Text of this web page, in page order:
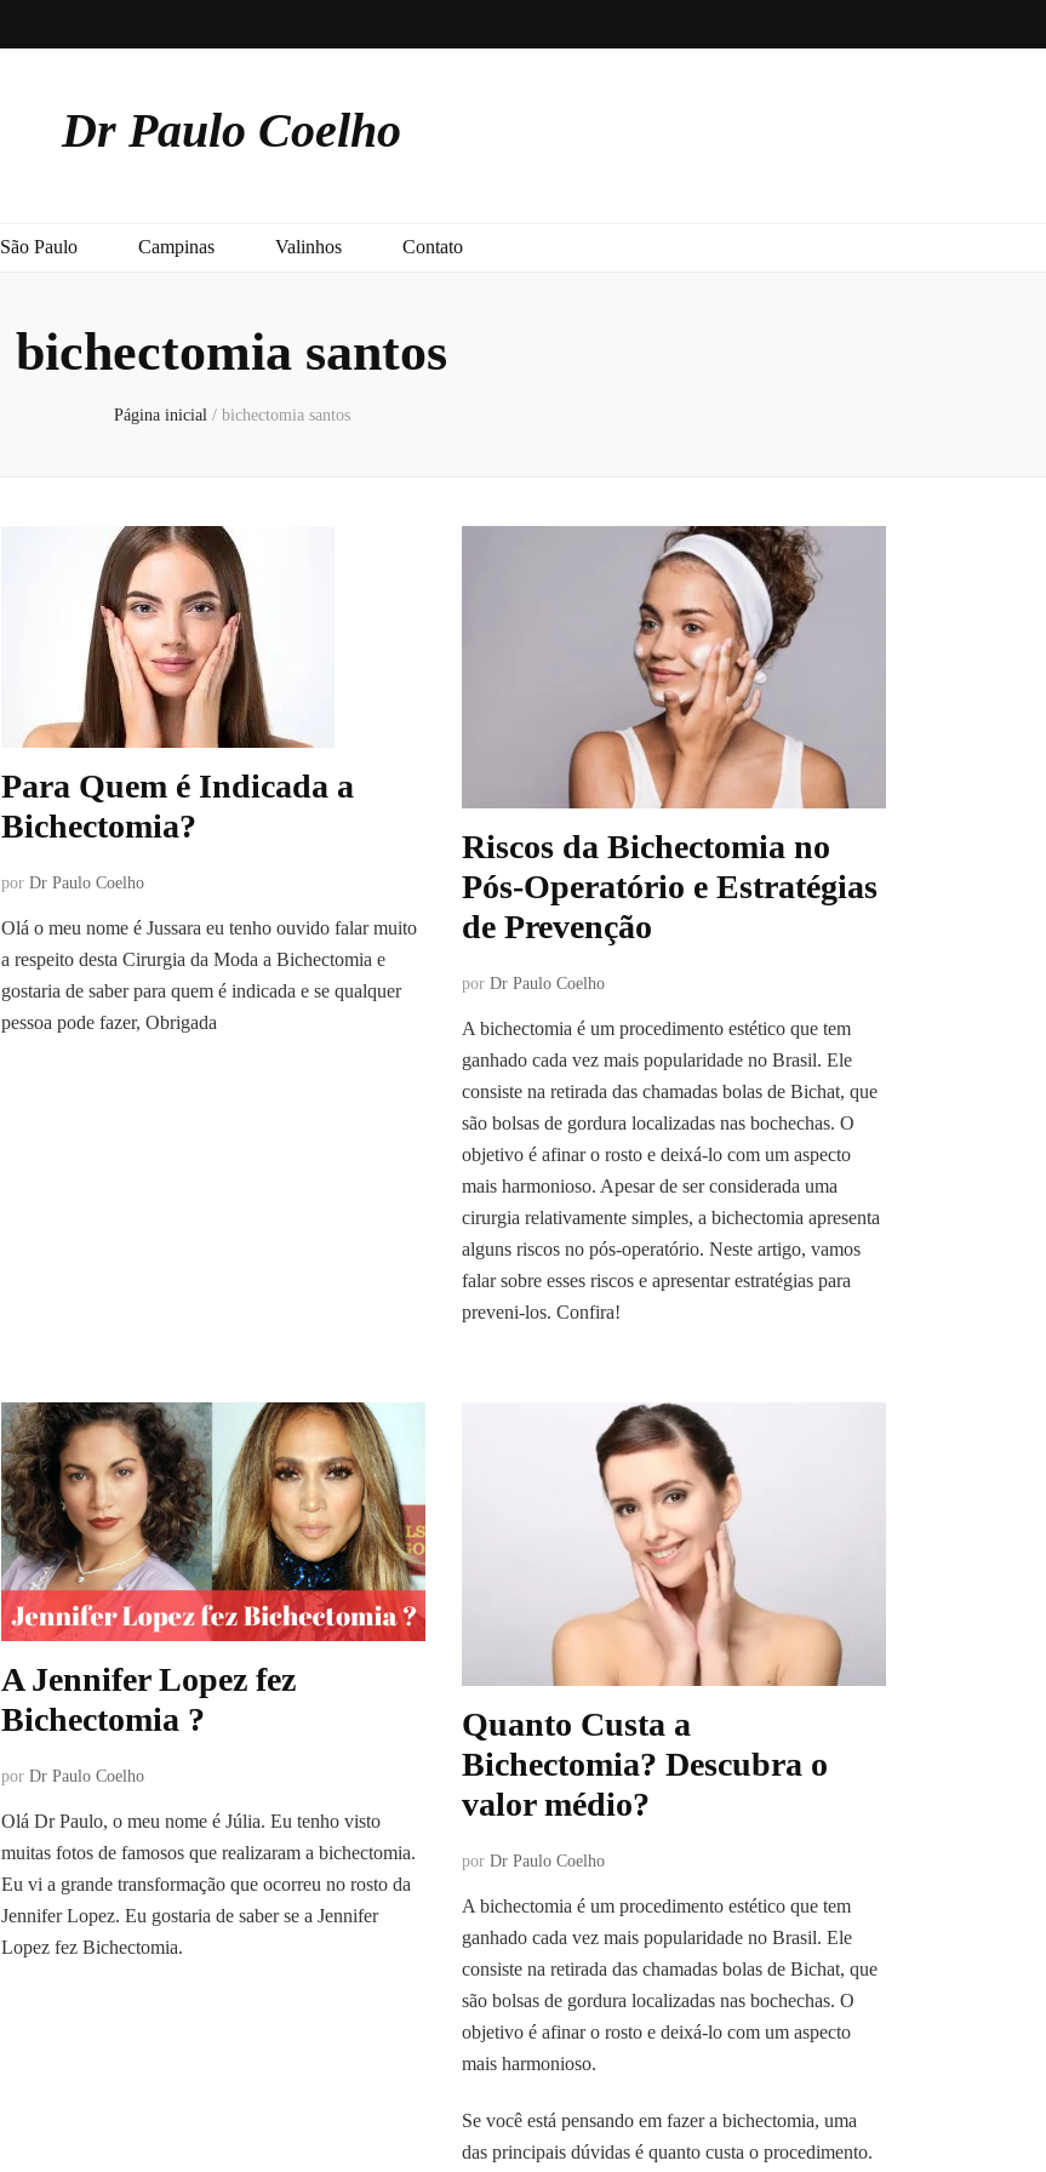
Dr Paulo Coelho
São Paulo Campinas Valinhos Contato
bichectomia santos
Página inicial / bichectomia santos
Para Quem é Indicada a
Bichectomia?
por Dr Paulo Coelho
Olá o meu nome é Jussara eu tenho ouvido falar muito
a respeito desta Cirurgia da Moda a Bichectomia e
gostaria de saber para quem é indicada e se qualquer
pessoa pode fazer, Obrigada
Riscos da Bichectomia no
Pós-Operatório e Estratégias
de Prevenção
por Dr Paulo Coelho
A bichectomia é um procedimento estético que tem
ganhado cada vez mais popularidade no Brasil. Ele
consiste na retirada das chamadas bolas de Bichat, que
são bolsas de gordura localizadas nas bochechas. O
objetivo é afinar o rosto e deixá-lo com um aspecto
mais harmonioso. Apesar de ser considerada uma
cirurgia relativamente simples, a bichectomia apresenta
alguns riscos no pós-operatório. Neste artigo, vamos
falar sobre esses riscos e apresentar estratégias para
preveni-los. Confira!
A Jennifer Lopez fez
Bichectomia ?
por Dr Paulo Coelho
Olá Dr Paulo, o meu nome é Júlia. Eu tenho visto
muitas fotos de famosos que realizaram a bichectomia.
Eu vi a grande transformação que ocorreu no rosto da
Jennifer Lopez. Eu gostaria de saber se a Jennifer
Lopez fez Bichectomia.
Quanto Custa a
Bichectomia? Descubra o
valor médio?
por Dr Paulo Coelho
A bichectomia é um procedimento estético que tem
ganhado cada vez mais popularidade no Brasil. Ele
consiste na retirada das chamadas bolas de Bichat, que
são bolsas de gordura localizadas nas bochechas. O
objetivo é afinar o rosto e deixá-lo com um aspecto
mais harmonioso.
Se você está pensando em fazer a bichectomia, uma
das principais dúvidas é quanto custa o procedimento.